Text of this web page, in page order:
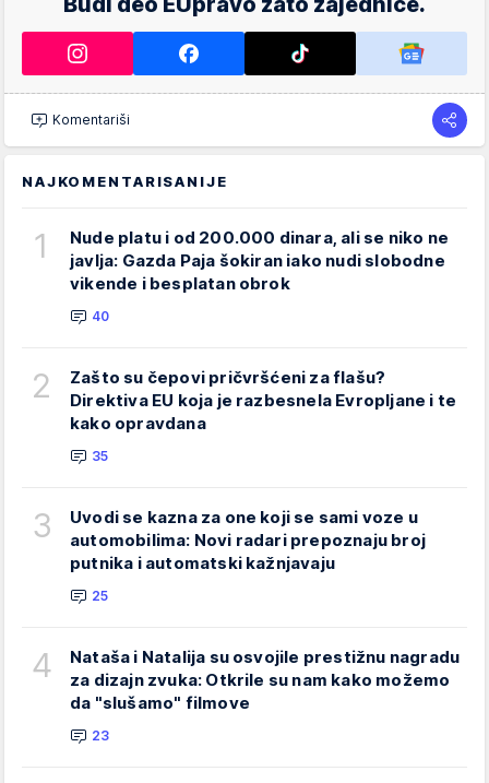
Komentariši
NAJKOMENTARISANIJE
1
Nude platu i od 200.000 dinara, ali se niko ne
javlja: Gazda Paja šokiran iako nudi slobodne
vikende i besplatan obrok
40
2
Zašto su čepovi pričvršćeni za flašu?
Direktiva EU koja je razbesnela Evropljane i te
kako opravdana
35
3
Uvodi se kazna za one koji se sami voze u
automobilima: Novi radari prepoznaju broj
putnika i automatski kažnjavaju
25
4
Nataša i Natalija su osvojile prestižnu nagradu
za dizajn zvuka: Otkrile su nam kako možemo
da "slušamo" filmove
23